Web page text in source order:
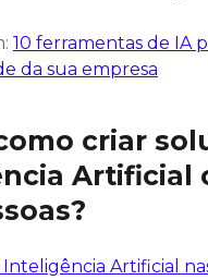
10 ferramentas de IA
da sua empresa
criar
Artificial
Artificial